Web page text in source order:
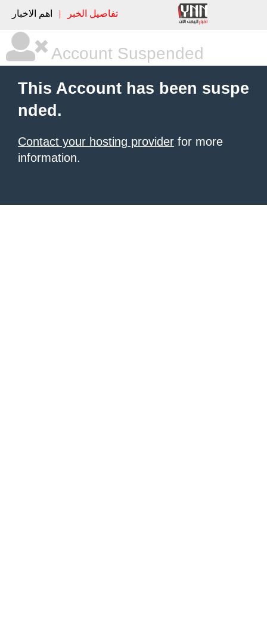
تفاصيل الخبر | اهم الاخبار